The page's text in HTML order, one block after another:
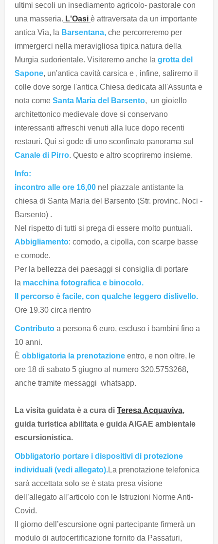
ultimi secoli un insediamento agricolo- pastorale con
una masseria. L'Oasi è attraversata da un importante
antica Via, la Barsentana, che percorreremo per
immergerci nella meravigliosa tipica natura della
Murgia sudorientale. Visiteremo anche la grotta del
Sapone, un'antica cavità carsica e , infine, saliremo il
colle dove sorge l'antica Chiesa dedicata all'Assunta e
nota come Santa Maria del Barsento, un gioiello
architettonico medievale dove si conservano
interessanti affreschi venuti alla luce dopo recenti
restauri. Qui si gode di uno sconfinato panorama sul
Canale di Pirro. Questo e altro scopriremo insieme.
Info:
incontro alle ore 16,00 nel piazzale antistante la
chiesa di Santa Maria del Barsento (Str. provinc. Noci -
Barsento) .
Nel rispetto di tutti si prega di essere molto puntuali.
Abbigliamento: comodo, a cipolla, con scarpe basse
e comode.
Per la bellezza dei paesaggi si consiglia di portare
la macchina fotografica e binocolo.
Il percorso è facile, con qualche leggero dislivello.
Ore 19.30 circa rientro
Contributo a persona 6 euro, escluso i bambini fino a
10 anni.
È obbligatoria la prenotazione entro, e non oltre, le
ore 18 di sabato 5 giugno al numero 320.5753268,
anche tramite messaggi whatsapp.
La visita guidata è a cura di Teresa Acquaviva,
guida turistica abilitata e guida AIGAE ambientale
escursionistica.
Obbligatorio portare i dispositivi di protezione
individuali (vedi allegato).La prenotazione telefonica
sarà accettata solo se è stata presa visione
dell’allegato all’articolo con le Istruzioni Norme Anti-
Covid.
Il giorno dell’escursione ogni partecipante firmerà un
modulo di autocertificazione fornito da Passaturi,